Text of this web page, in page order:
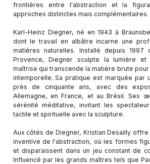
frontières entre l'abstraction et la
approches distinctes mais complémentaires.
Karl-Heinz Diegner, né en 1943 à
dont le travail en albâtre incarne une
matières naturelles. Installé depuis 1997
Provence, Diegner sculpte la lumière
maîtrise qui transcende la matière brute
intemporelle. Sa pratique est marquée par
près de cinquante ans, avec des
Allemagne, en France, et au Brésil. Ses
sérénité méditative, invitant les
tactile et spirituelle avec la sculpture.
Aux côtés de Diegner, Kristian Desailly
inventive de l'abstraction, où les formes
et disparaissent dans un jeu constant de
Influencé par les grands maîtres tels que